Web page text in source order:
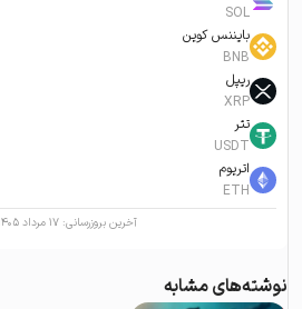
SOL
بایننس کوین
BNB
ریپل
XRP
تتر
USDT
اتریوم
ETH
آخرین بروزرسانی: ۱۷ مرداد ۱۴۰۵ ۰۴:۴۶
نوشته‌های مشابه